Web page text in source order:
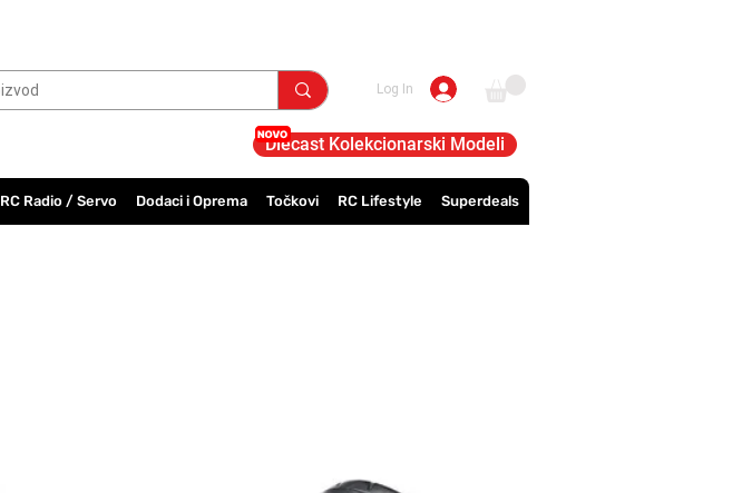
Log In
Diecast Kolekcionarski Modeli
RC Radio / Servo Dodaci i Oprema Točkovi RC Lifestyle Superdeals